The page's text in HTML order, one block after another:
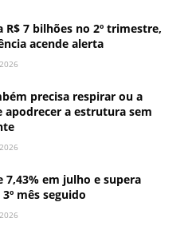
R$ 7 bilhões no 2º trimestre,
acende alerta
precisa respirar ou a
apodrecer a estrutura sem
7,43% em julho e supera
mês seguido